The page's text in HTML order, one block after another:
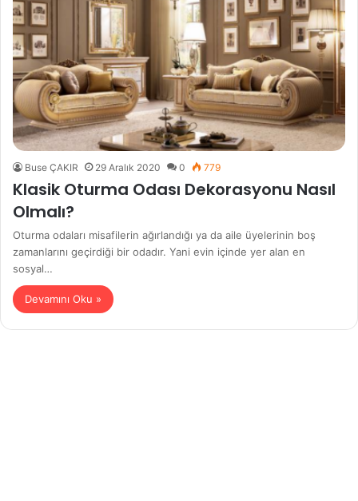
Buse ÇAKIR 29 Aralık 2020 0 779
Klasik Oturma Odası Dekorasyonu Nasıl
Olmalı?
Oturma odaları misafilerin ağırlandığı ya da aile üyelerinin boş
zamanlarını geçirdiği bir odadır. Yani evin içinde yer alan en
sosyal…
Devamını Oku »